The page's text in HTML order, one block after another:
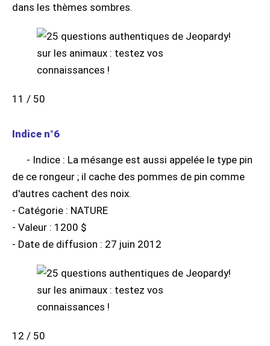
dans les thèmes sombres.
11 / 50
Indice n°6
- Indice : La mésange est aussi appelée le type pin
de ce rongeur ; il cache des pommes de pin comme
d'autres cachent des noix.
- Catégorie : NATURE
- Valeur : 1200 $
- Date de diffusion : 27 juin 2012
12 / 50